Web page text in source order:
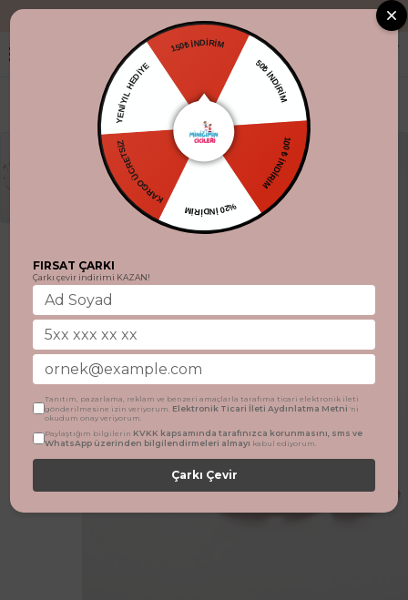
"Aynı gün
150₺ İNDİRİM
50₺ İNDİRİM
100 ₺ İNDİRİM
%20 İNDİRİM
KARGO ÜCRETSİZ
YENİYIL HEDİYE
FIRSAT ÇARKI
Çarkı çevir indirimi KAZAN!
Tanıtım, pazarlama, reklam ve benzeri amaçlarla tarafıma ticari elektronik ileti
gönderilmesine izin veriyorum. Elektronik Ticari İleti Aydınlatma Metni 'ni
okudum onay veriyorum.
Paylaştığım bilgilerin KVKK kapsamında tarafınızca korunmasını, sms ve
WhatsApp üzerinden bilgilendirmeleri almayı kabul ediyorum.
Çarkı Çevir